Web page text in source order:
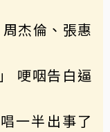
杰倫、張惠
哽咽告白逼
一半出事了